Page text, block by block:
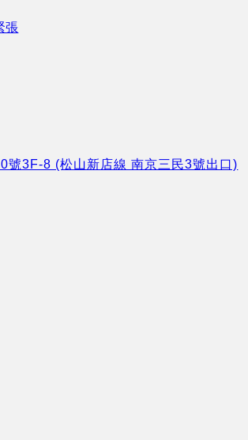
張
號3F-8 (松山新店線 南京三民3號出口)